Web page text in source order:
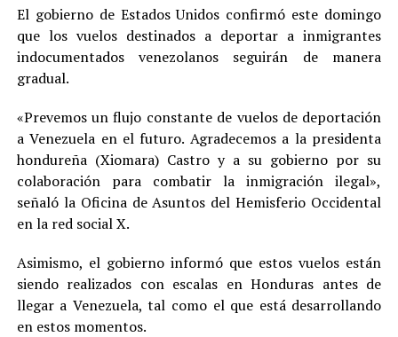
El gobierno de Estados Unidos confirmó este domingo
que los vuelos destinados a deportar a inmigrantes
indocumentados venezolanos seguirán de manera
gradual.
«Prevemos un flujo constante de vuelos de deportación
a Venezuela en el futuro. Agradecemos a la presidenta
hondureña (Xiomara) Castro y a su gobierno por su
colaboración para combatir la inmigración ilegal»,
señaló la Oficina de Asuntos del Hemisferio Occidental
en la red social X.
Asimismo, el gobierno informó que estos vuelos están
siendo realizados con escalas en Honduras antes de
llegar a Venezuela, tal como el que está desarrollando
en estos momentos.